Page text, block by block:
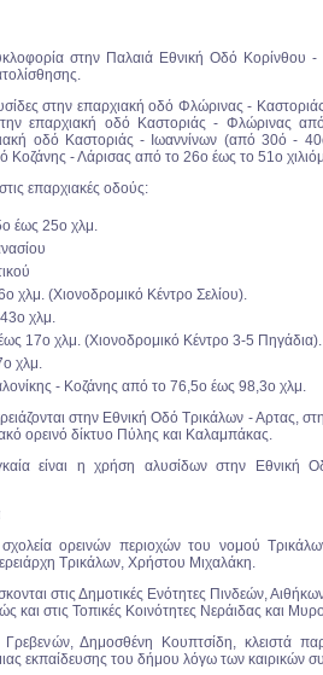
στην Παλαιά Εθνική Οδό Κορίνθου
στην επαρχιακή οδό Φλώρινας -
επαρχιακή οδό Καστοριάς - Φλώρινας
οδό Καστοριάς - Ιωαννίνων (από 30ό -
Κοζάνης - Λάρισας από το 26ο έως το 51ο
επαρχιακές οδούς:
έως 25ο χλμ.
χλμ. (Χιονοδρομικό Κέντρο Σελίου).
χλμ.
17ο χλμ. (Χιονοδρομικό Κέντρο 3-5 Πηγάδια).
χλμ.
- Κοζάνης από το 76,5ο έως 98,3ο χλμ.
στην Εθνική Οδό Τρικάλων - Αρτας,
ορεινό δίκτυο Πύλης και Καλαμπάκας.
είναι η χρήση αλυσίδων στην Εθνική
ορεινών περιοχών του νομού
Τρικάλων, Χρήστου Μιχαλάκη.
στις Δημοτικές Ενότητες Πινδεών,
και στις Τοπικές Κοινότητες Νεράιδας και
Δημοσθένη Κουπτσίδη, κλειστά
εκπαίδευσης του δήμου λόγω των καιρικών